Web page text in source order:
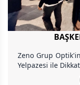
Zeno Grup
Yelpazesi ile